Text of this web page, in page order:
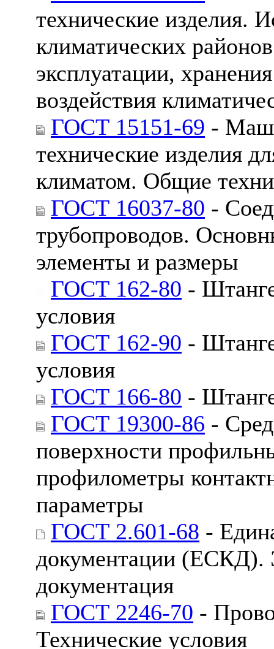
технические изделия.
климатических
эксплуатации,
воздействия
ГОСТ 15151-69 -
технические изделия
климатом. Общие
ГОСТ 16037-80 -
трубопроводов.
элементы и размеры
ГОСТ 162-80 -
условия
ГОСТ 162-90 -
условия
ГОСТ 166-80 -
ГОСТ 19300-86 -
поверхности
профилометры
параметры
ГОСТ 2.601-68 -
документации (ЕСКД).
документация
ГОСТ 2246-70 -
Технические условия